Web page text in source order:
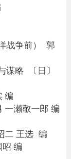
战争前） 郭
谋略 〔日〕
编
一濑敬一郎 编
二 王选 编
编